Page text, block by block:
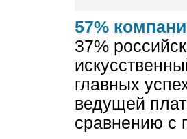
57%
37%
главных
ведущей
сравнению с